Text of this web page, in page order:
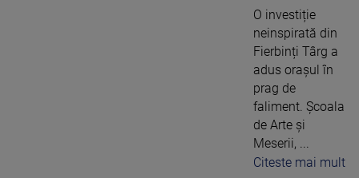
O investiție
neinspirată din
Fierbinți Târg a
adus orașul în
prag de
faliment. Școala
de Arte și
Meserii, ...
Citeste mai mult